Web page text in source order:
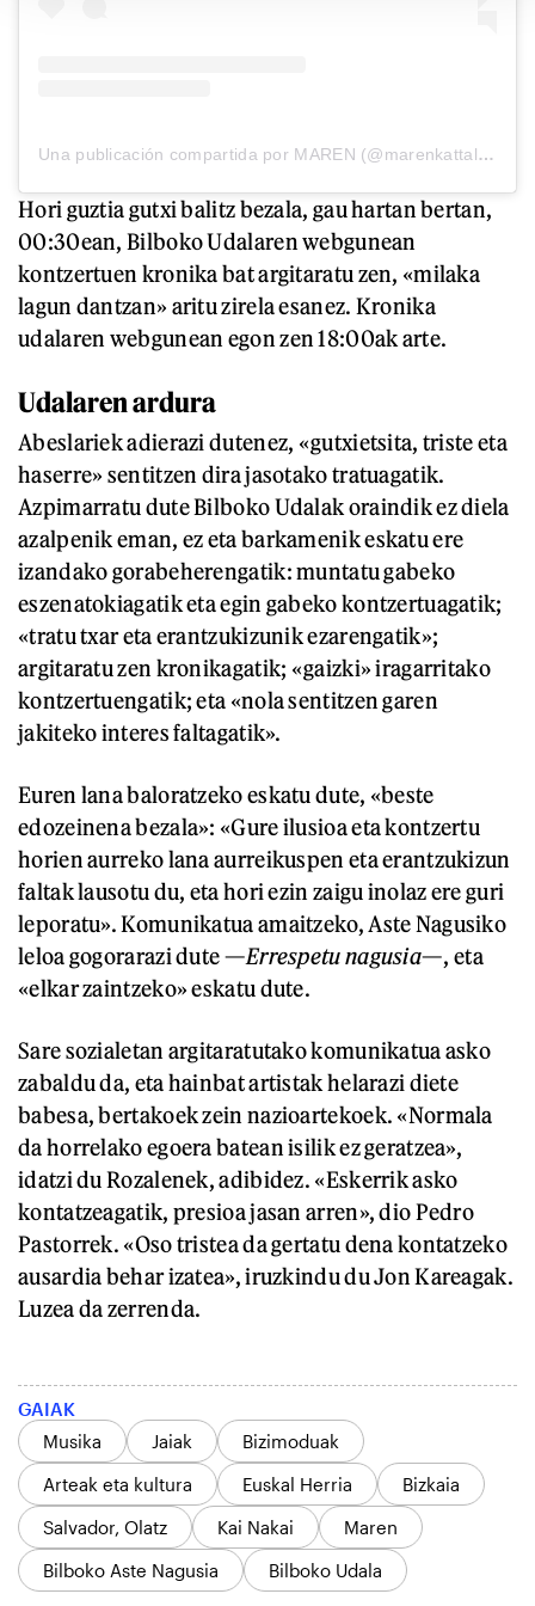
Una publicación compartida por MAREN (@marenkattalin)
Hori guztia gutxi balitz bezala, gau hartan bertan,
00:30ean, Bilboko Udalaren webgunean
kontzertuen kronika bat argitaratu zen, «milaka
lagun dantzan» aritu zirela esanez. Kronika
udalaren webgunean egon zen 18:00ak arte.
Udalaren ardura
Abeslariek adierazi dutenez, «gutxietsita, triste eta
haserre» sentitzen dira jasotako tratuagatik.
Azpimarratu dute Bilboko Udalak oraindik ez diela
azalpenik eman, ez eta barkamenik eskatu ere
izandako gorabeherengatik: muntatu gabeko
eszenatokiagatik eta egin gabeko kontzertuagatik;
«tratu txar eta erantzukizunik ezarengatik»;
argitaratu zen kronikagatik; «gaizki» iragarritako
kontzertuengatik; eta «nola sentitzen garen
jakiteko interes faltagatik».
Euren lana baloratzeko eskatu dute, «beste
edozeinena bezala»: «Gure ilusioa eta kontzertu
horien aurreko lana aurreikuspen eta erantzukizun
faltak lausotu du, eta hori ezin zaigu inolaz ere guri
leporatu». Komunikatua amaitzeko, Aste Nagusiko
leloa gogorarazi dute —Errespetu nagusia—, eta
«elkar zaintzeko» eskatu dute.
Sare sozialetan argitaratutako komunikatua asko
zabaldu da, eta hainbat artistak helarazi diete
babesa, bertakoek zein nazioartekoek. «Normala
da horrelako egoera batean isilik ez geratzea»,
idatzi du Rozalenek, adibidez. «Eskerrik asko
kontatzeagatik, presioa jasan arren», dio Pedro
Pastorrek. «Oso tristea da gertatu dena kontatzeko
ausardia behar izatea», iruzkindu du Jon Kareagak.
Luzea da zerrenda.
GAIAK
Musika
Jaiak
Bizimoduak
Arteak eta kultura
Euskal Herria
Bizkaia
Salvador, Olatz
Kai Nakai
Maren
Bilboko Aste Nagusia
Bilboko Udala